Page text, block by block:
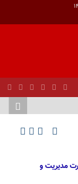
مدیریت و